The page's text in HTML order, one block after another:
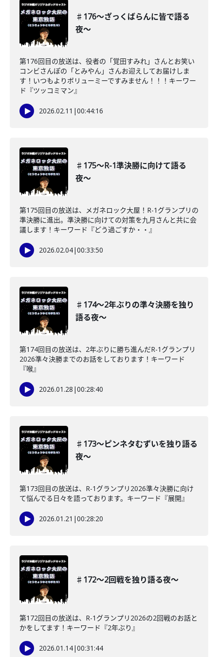
♯176〜ざっくばらんに皆で語る
夜〜
第176回目の放送は、役者の「覚田すみれ」さんとお笑い
コンビさんぽの「とみやん」さんお迎えしてお届けしま
す！いつもよりボリューミーですみません！！！キーワー
ド『ツッコミマン』
2026.02.11 |00:44:16
♯175〜R-1準決勝に向けて語る
夜〜
第175回目の放送は、メガネロック大屋！R-1グランプリの
準決勝に進出。準決勝に向けての対策を九月さんと共に会
議します！キーワード『どう過ごすか・・』
2026.02.04|00:33:50
♯174〜2年ぶりの準々決勝を独り
語る夜〜
第174回目の放送は、2年ぶりに勝ち進んだR-1グランプリ
2026準々決勝までのお話をしております！キーワード
『喉』
2026.01.28 |00:28:40
♯173〜ピンネタむずいを独り語る
夜〜
第173回目の放送は、R-1グランプリ2026準々決勝に向け
て悩んでる日々を語っております。キーワード『展開』
2026.01.21 |00:28:20
♯172〜2回戦を独り語る夜〜
第172回目の放送は、R-1グランプリ2026の2回戦のお話と
かをしてます！キーワード『2年ぶり』
2026.01.14|00:31:44